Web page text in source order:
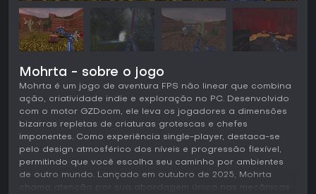
Mohrta - sobre o jogo
Mohrta é um jogo de aventura FPS não linear que combina
ação, criatividade indie e exploração no PC. Desenvolvido
com o motor GZDoom, ele leva os jogadores a dimensões
bizarras repletas de criaturas grotescas e chefes
imponentes. Como experiência single-player, destaca-se
pelo design atmosférico dos níveis e progressão flexível,
permitindo que você escolha seu caminho por ambientes
de outro mundo. Lançado em outubro de 2025, Mohrta
chama atenção por sua abordagem única nas mecânicas